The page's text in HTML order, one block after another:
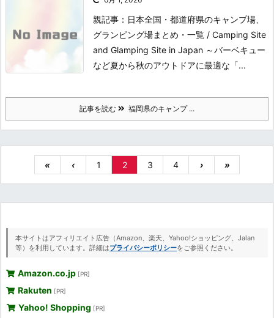
親記事：日本全国・都道府県のキャンプ場、
グランピング場まとめ・一覧 / Camping Site
and Glamping Site in Japan ～バーベキュー
など夏から秋のアウトドアに最適な「...
記事を読む 福岡県のキャンプ ...
« ‹ 1 2 3 4 › »
本サイトはアフィリエイト広告（Amazon、楽天、Yahoo!ショッピング、Jalan
等）を利用しています。詳細はプライバシーポリシーをご参照ください。
Amazon.co.jp [PR]
Rakuten [PR]
Yahoo! Shopping [PR]